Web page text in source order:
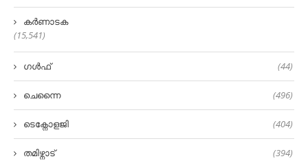
കർണാടക
(15,541)
ഗൾഫ് (44)
ചെന്നൈ (496)
ടെക്നോളജി (404)
തമിഴ്നാട് (394)